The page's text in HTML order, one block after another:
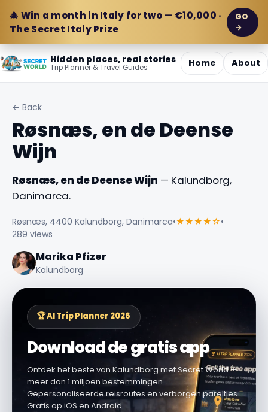
🎄 Win a month in Italy for two — €10,000 ·
The Secret Italy Prize
GO
→
Hidden places, real stories
Trip Planner & Travel Guides Home About
← Back
Røsnæs, en de Deense
Wijn
Røsnæs, en de Deense Wijn — Kalundborg,
Danimarca.
Røsnæs, 4400 Kalundborg, Danimarca•★★★★☆•
289 views
Marika Pfizer
Kalundborg
🏆 AI Trip Planner 2026
Download de gratis app
Ontdek het beste van Kalundborg met Secret World —
meer dan 1 miljoen bestemmingen.
Gepersonaliseerde reisroutes en verborgen pareltjes.
Gratis op iOS en Android.